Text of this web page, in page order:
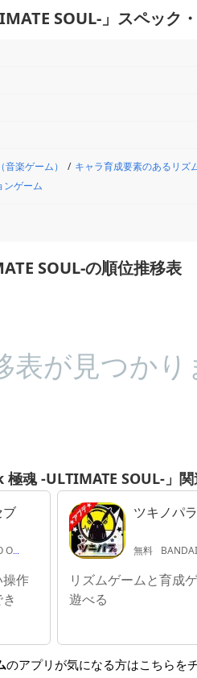
SOUL-」スペック
音楽ゲーム）
キャラ育成要素のあるリズ
ンゲーム
SOUL-の順位推移表
表が見つかり
極魂 -ULTIMATE SOUL-」関
ブ
Inc.
作
ツキノパ
無料 BANDAI
リズムゲームと育成
遊べる
のアプリが気になる方はこちらを